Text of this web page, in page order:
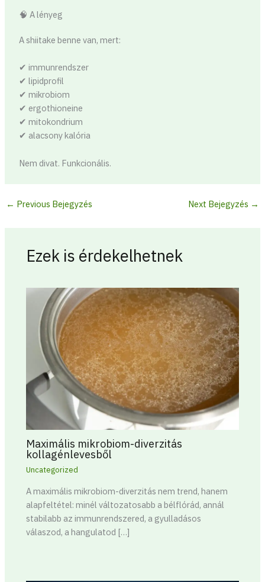
🧠 A lényeg
A shiitake benne van, mert:
✔ immunrendszer
✔ lipidprofil
✔ mikrobiom
✔ ergothioneine
✔ mitokondrium
✔ alacsony kalória
Nem divat. Funkcionális.
← Previous Bejegyzés Next Bejegyzés →
Ezek is érdekelhetnek
Maximális mikrobiom-diverzitás
kollagénlevesből
Uncategorized
A maximális mikrobiom-diverzitás nem trend, hanem
alapfeltétel: minél változatosabb a bélflórád, annál
stabilabb az immunrendszered, a gyulladásos
válaszod, a hangulatod […]